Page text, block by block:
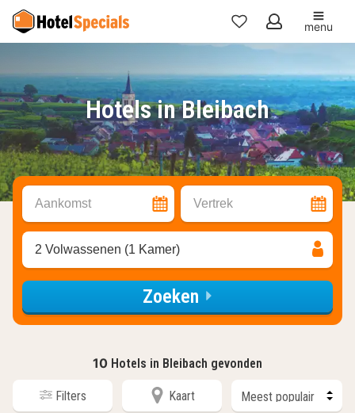
Mijn
menu
Hotels in Bleibach
Aankomst Vertrek
2 Volwassenen (1 Kamer)
Zoeken
10 Hotels in Bleibach gevonden
Filters Kaart